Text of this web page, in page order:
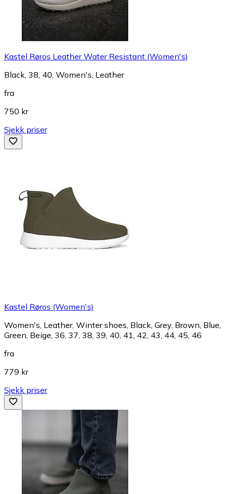
Kastel Røros Leather Water Resistant (Women's)
Black, 38, 40, Women's, Leather
fra
750 kr
Sjekk priser
Kastel Røros (Women's)
Women's, Leather, Winter shoes, Black, Grey, Brown, Blue,
Green, Beige, 36, 37, 38, 39, 40, 41, 42, 43, 44, 45, 46
fra
779 kr
Sjekk priser